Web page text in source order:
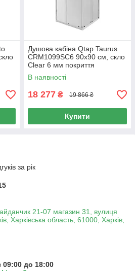
Душова кабіна Qtap Taurus
CRM1099SC6 90х90 см, скло
Clear 6 мм покриття
CalcLess, без піддона
В наявності
18 277 ₴ 19 866 ₴
Купити
за рік
21-07 магазин 31, вулиця
Харківська область, 61000, Харків,
09:00 до 18:00